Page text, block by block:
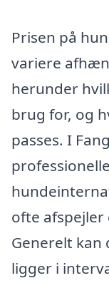
Prisen på
variere
herunder
brug for, og
passes. I
ofte afspejler
Generelt
ligger i